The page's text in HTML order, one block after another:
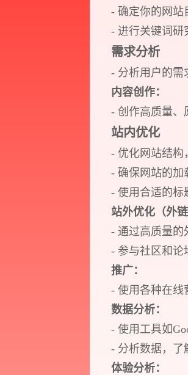
- 确定你的网站
- 进行关键词研
需求分析
- 分析用户的需
内容创作：
- 创作高质量、
站内优化
- 优化网站结构
- 确保网站的加
- 使用合适的标
站外优化（外链
- 通过高质量的
- 参与社区和论
推广：
- 使用各种在线
数据分析：
- 使用工具如
- 分析数据，了
体验分析：